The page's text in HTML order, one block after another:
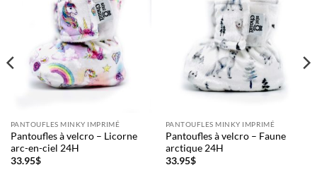
PANTOUFLES MINKY IMPRIMÉ
Pantoufles à velcro – Licorne
arc-en-ciel 24H
33.95$
PANTOUFLES MINKY IMPRIMÉ
Pantoufles à velcro – Faune
arctique 24H
33.95$